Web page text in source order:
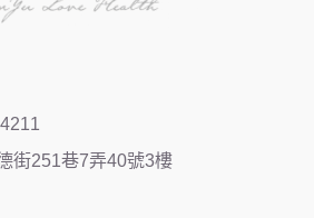
街251巷7弄40號3樓